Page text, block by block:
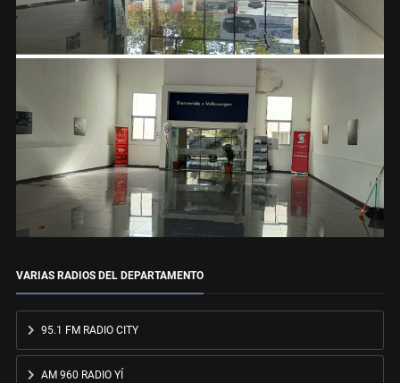
VARIAS RADIOS DEL DEPARTAMENTO
95.1 FM RADIO CITY
AM 960 RADIO YÍ